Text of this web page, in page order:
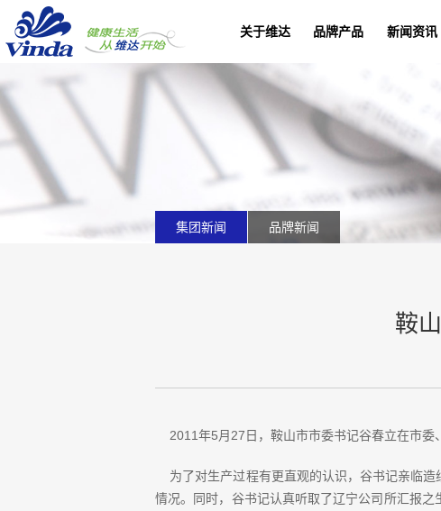
关于维达 品牌产品 新闻资讯
集团新闻 品牌新闻
鞍
2011年5月27日，鞍山市市委书记谷春立在市委
为了对生产过程有更直观的认识，谷书记亲临造
情况。同时，谷书记认真听取了辽宁公司所汇报